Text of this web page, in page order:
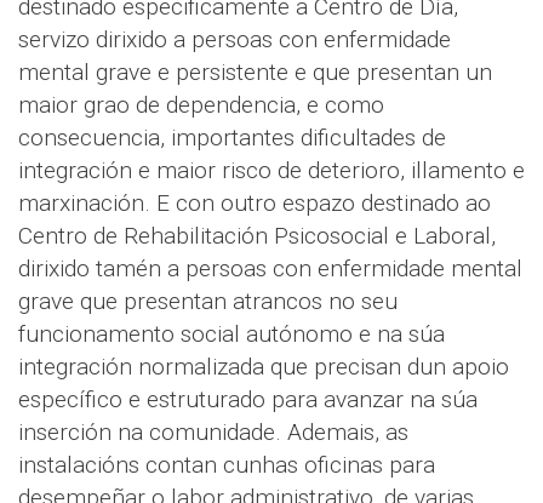
destinado especificamente a Centro de Día,
servizo dirixido a persoas con enfermidade
mental grave e persistente e que presentan un
maior grao de dependencia, e como
consecuencia, importantes dificultades de
integración e maior risco de deterioro, illamento e
marxinación. E con outro espazo destinado ao
Centro de Rehabilitación Psicosocial e Laboral,
dirixido tamén a persoas con enfermidade mental
grave que presentan atrancos no seu
funcionamento social autónomo e na súa
integración normalizada que precisan dun apoio
específico e estruturado para avanzar na súa
inserción na comunidade. Ademais, as
instalacións contan cunhas oficinas para
desempeñar o labor administrativo, de varias